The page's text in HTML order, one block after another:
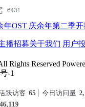
年OST 庆余年第二季
播招募关于我们 用户
Rights Reserved
-1
跃访客 65 今日访问量
46,119